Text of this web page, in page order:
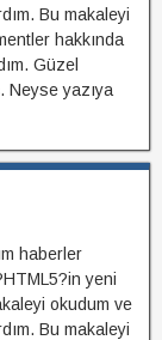
Bu makaleyi
hakkında
Güzel
Neyse yazıya
haberler
yeni
okudum ve
Bu makaleyi